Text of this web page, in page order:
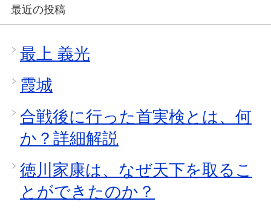
最近の投稿
最上 義光
霞城
合戦後に行った首実検とは、何
か？詳細解説
徳川家康は、なぜ天下を取るこ
とができたのか？